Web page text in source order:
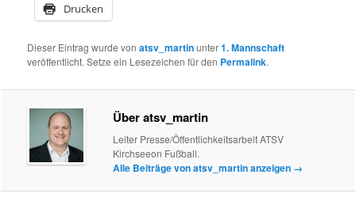
Drucken
Dieser Eintrag wurde vonatsv_martinunter1. Mannschaft
veröffentlicht. Setze ein Lesezeichen für den Permalink.
Über atsv_martin
Leiter Presse/Öffentlichkeitsarbeit ATSV
Kirchseeon Fußball.
Alle Beiträge von atsv_martin anzeigen →